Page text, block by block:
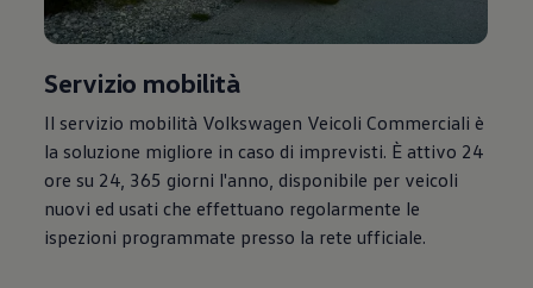
Servizio mobilità
Il servizio mobilità Volkswagen Veicoli Commerciali è
la soluzione migliore in caso di imprevisti. È attivo 24
ore su 24, 365 giorni l'anno, disponibile per veicoli
nuovi ed usati che effettuano regolarmente le
ispezioni programmate presso la rete ufficiale.